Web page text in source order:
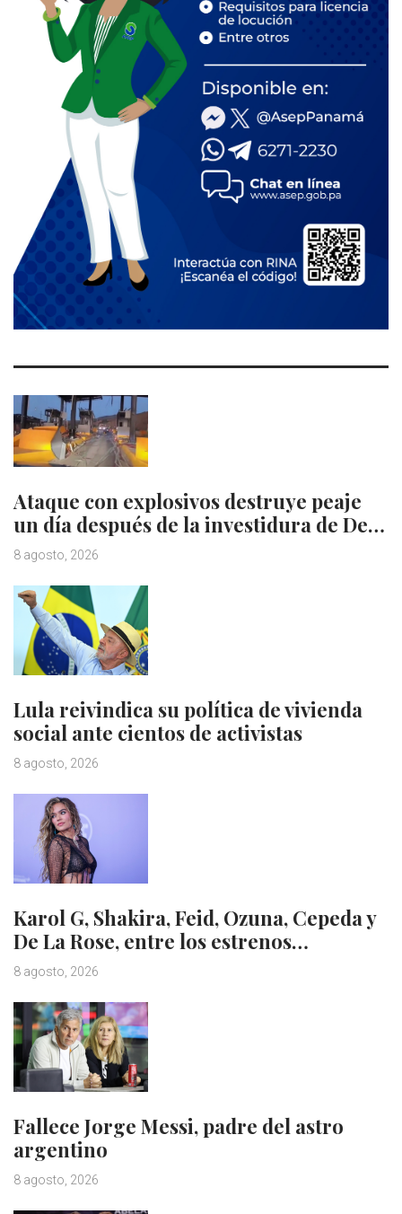
Ataque con explosivos destruye peaje
un día después de la investidura de De…
8 agosto, 2026
Lula reivindica su política de vivienda
social ante cientos de activistas
8 agosto, 2026
Karol G, Shakira, Feid, Ozuna, Cepeda y
De La Rose, entre los estrenos…
8 agosto, 2026
Fallece Jorge Messi, padre del astro
argentino
8 agosto, 2026